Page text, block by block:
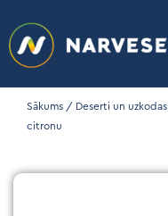
Sākums / Deserti un uzkodas
citronu